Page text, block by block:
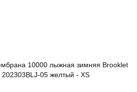
10000 лыжная зимняя Brooklet
05 желтый - XS